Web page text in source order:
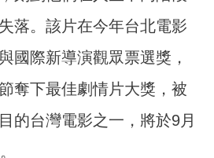
落。該片在今年台北電影
國際新導演觀眾票選獎，
奪下最佳劇情片大獎，被
的台灣電影之一，將於9月